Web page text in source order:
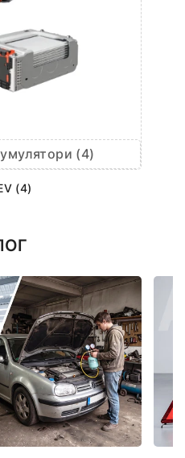
(4)
(4)